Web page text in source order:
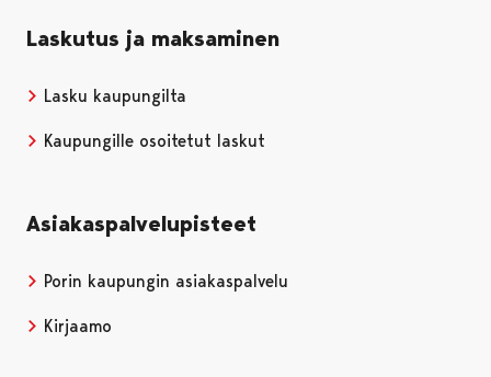
Laskutus ja maksaminen
Lasku kaupungilta
Kaupungille osoitetut laskut
Asiakaspalvelupisteet
Porin kaupungin asiakaspalvelu
Kirjaamo